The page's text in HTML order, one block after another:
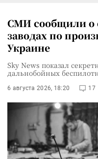
СМИ сообщили о
заводах по
Украине
Sky News показал
дальнобойных
6 августа 2026, 18:20 17